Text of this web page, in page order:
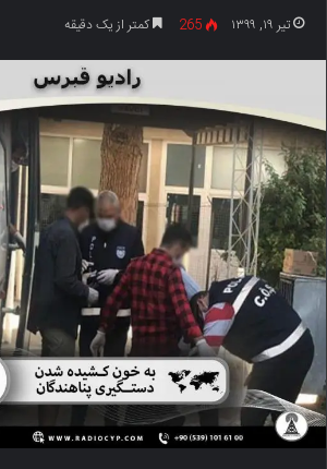
تیر ۱۹, ۱۳۹۹ 265 کمتر از یک دقیقه